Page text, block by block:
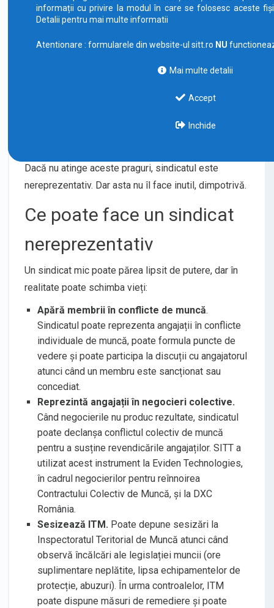
reprezentativitatea
la nivel de unitate= are cel puțin
angajați din
la nivel de ramură= arecel puțin
Dacă nu atinge aceste praguri, sindicatul este
nereprezentativ. Dar asta nu îl face inutil, dimpotrivă.
Ce poate face un sindicat
nereprezentativ
Un sindicat mic poate părea lipsit de putere, dar în
realitate poate schimba vieți:
Apără membrii în conflicte de muncă.
Sindicatul poate reprezenta angajații în conflicte
individuale de muncă, poate formula puncte de
vedere și poate participa la discuții cu angajatorul
atunci când un membru este sancționat sau
concediat.
Reprezintă angajații în negocieri colective.
Când negocierile nu produc rezultate, sindicatul
poate declanșa conflictul colectiv de muncă
pentru a susține revendicările angajaților. SITT a
utilizat acest instrument la Eviden Technologies,
în cadrul negocierilor pentru reînnoirea
Contractului Colectiv de Muncă, și la DXC
România.
Sesizează ITM. Poate depune sesizări la
Inspectoratul Teritorial de Muncă atunci când
observă încălcări ale legislației muncii (ore
suplimentare neplătite, lipsa echipamentelor de
protecție, abuzuri). În urma controalelor, ITM
poate dispune măsuri de remediere și poate
informații cu privire la modul în care se folosesc aceste
Detalii pentru mai multe informatii
Atentionare : formularele din website-ul sitt.ro NU
Mai multe detalii
Accept
Inchide